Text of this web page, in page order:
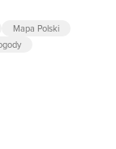
Mapa Polski